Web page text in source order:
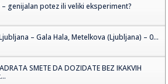
– genijalan potez ili veliki eksperiment?
– Gala Hala, Metelkova (Ljubljana) – 0...
SMETE DA DOZIDATE BEZ IKAKVIH